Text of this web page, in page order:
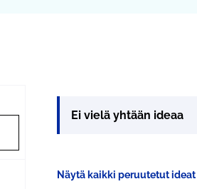
Ei vielä yhtään ideaa
Näytä kaikki peruutetut ideat